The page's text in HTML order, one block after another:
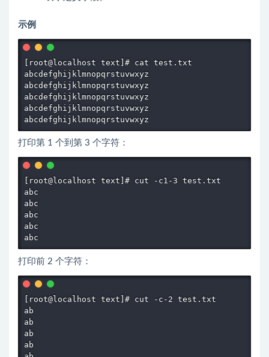
示例
[root@localhost text]# cat test.txt
abcdefghijklmnopqrstuvwxyz
abcdefghijklmnopqrstuvwxyz
abcdefghijklmnopqrstuvwxyz
abcdefghijklmnopqrstuvwxyz
打印第 1 个到第 3 个字符：
[root@localhost text]# cut -c1-3 test.txt
abc
abc
abc
abc
打印前 2 个字符：
[root@localhost text]# cut -c-2 test.txt
ab
ab
ab
ab